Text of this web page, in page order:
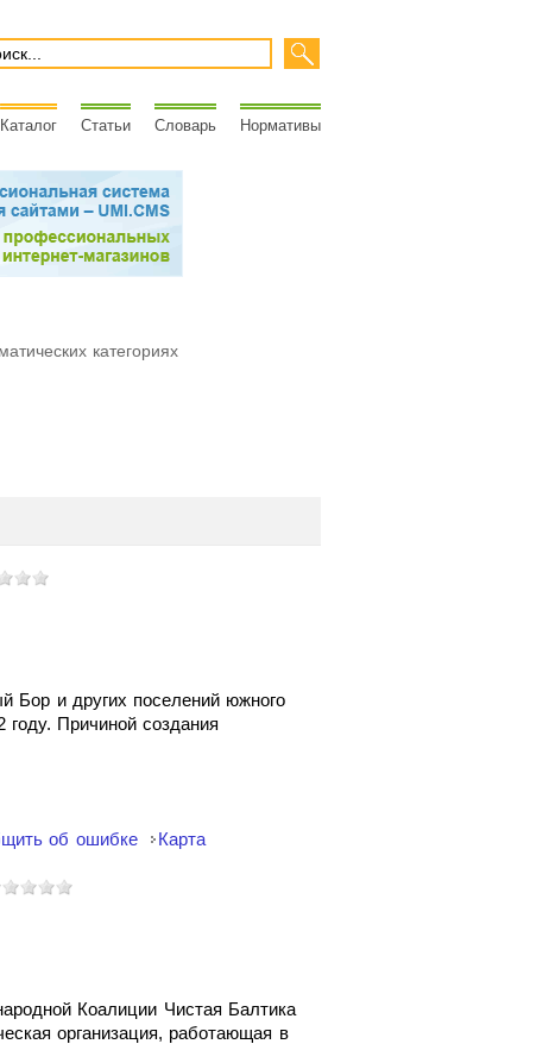
Каталог Статьи Словарь Нормативы
категориях
Бор и других поселений южного
Причиной создания
об ошибке Карта
Коалиции Чистая Балтика
организация, работающая в